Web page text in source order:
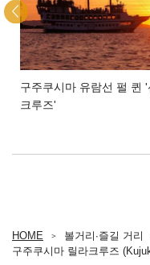
구주쿠시마 유람선 펄 퀸 '
크루즈'
HOME
볼거리∙즐길 거리
구주쿠시마 릴라크루즈